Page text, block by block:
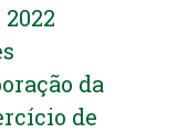
2022
da
de